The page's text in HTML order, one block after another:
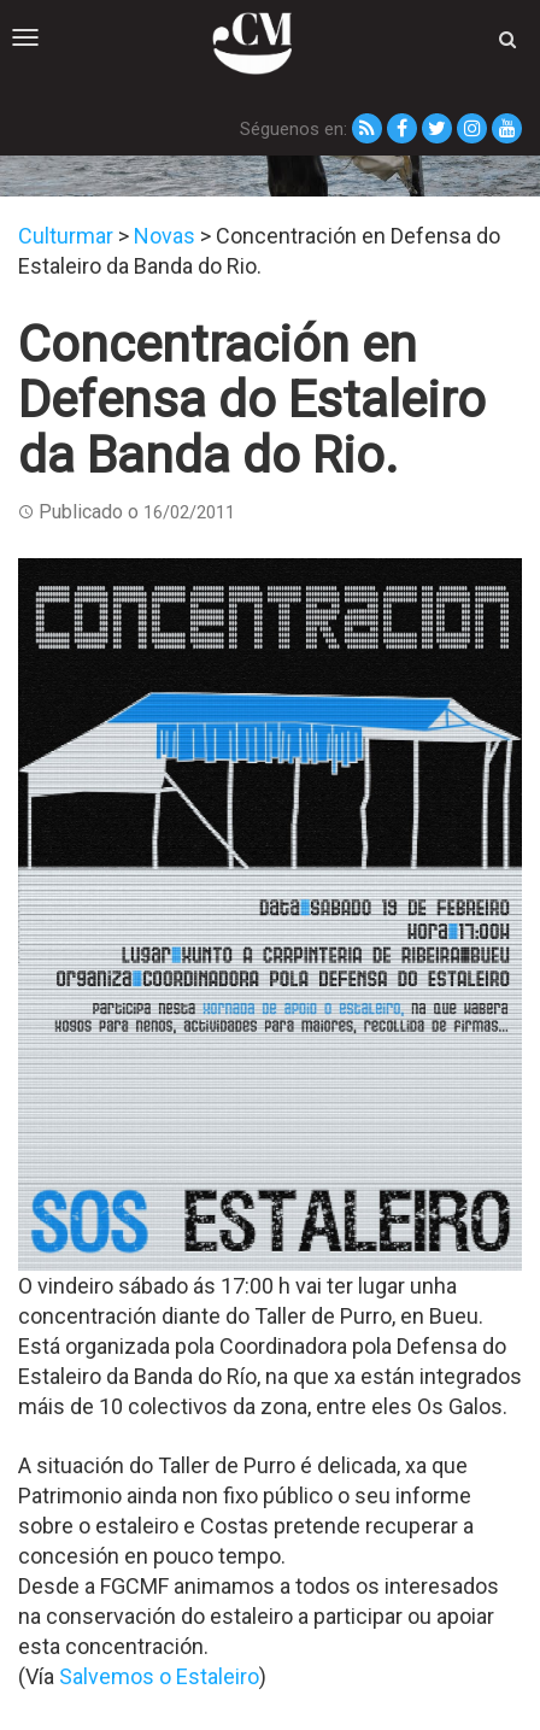
Toggle
Séguenos en:
Novas
Culturmar > Novas > Concentración en Defensa do
Estaleiro da Banda do Rio.
Concentración en
Defensa do Estaleiro
da Banda do Rio.
Publicado o 16/02/2011
O vindeiro sábado ás 17:00 h vai ter lugar unha
concentración diante do Taller de Purro, en Bueu.
Está organizada pola Coordinadora pola Defensa do
Estaleiro da Banda do Río, na que xa están integrados
máis de 10 colectivos da zona, entre eles Os Galos.
A situación do Taller de Purro é delicada, xa que
Patrimonio ainda non fixo público o seu informe
sobre o estaleiro e Costas pretende recuperar a
concesión en pouco tempo.
Desde a FGCMF animamos a todos os interesados
na conservación do estaleiro a participar ou apoiar
esta concentración.
(Vía Salvemos o Estaleiro)